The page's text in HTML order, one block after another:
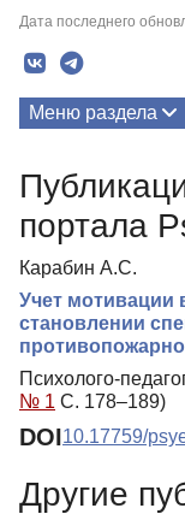
Дата последнего
Меню раздела
портала
Карабин А.С.
Учет мотивации
становлении
Психолого-
№ 1 С. 178–189)
DOI10.17759/
Другие